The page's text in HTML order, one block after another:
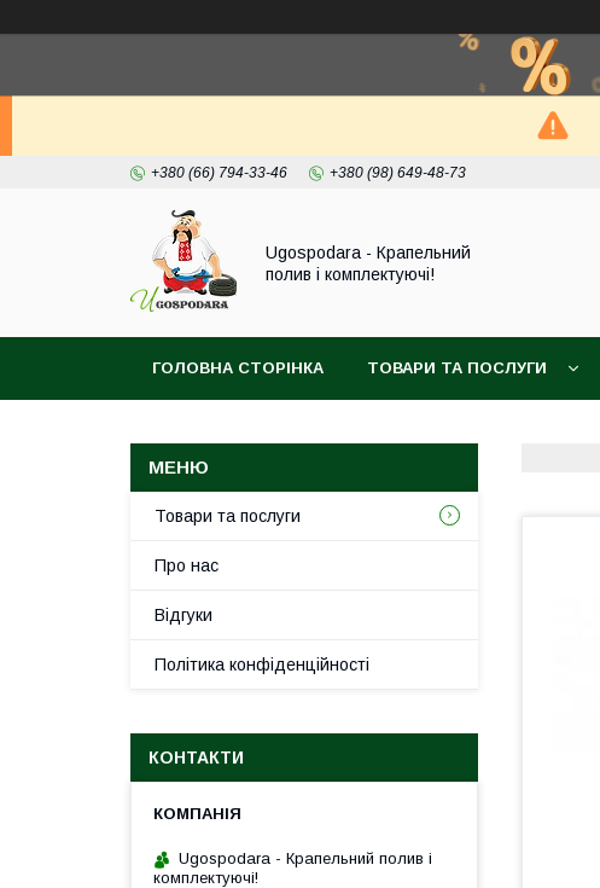
+380 (66) 794-33-46 +380 (98) 649-48-73
Ugospodara - Крапельний
полив і комплектуючі!
ГОЛОВНА СТОРІНКА ТОВАРИ ТА ПОСЛУГИ
Товари та послуги
Про нас
Відгуки
Політика конфіденційності
КОНТАКТИ
Ugospodara - Крапельний полив і
комплектуючі!